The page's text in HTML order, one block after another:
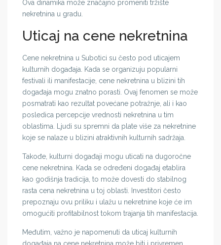
Ova dinamika može značajno promeniti tržište
nekretnina u gradu.
Uticaj na cene nekretnina
Cene nekretnina u Subotici su često pod uticajem
kulturnih događaja. Kada se organizuju popularni
festivali ili manifestacije, cene nekretnina u blizini tih
događaja mogu znatno porasti. Ovaj fenomen se može
posmatrati kao rezultat povećane potražnje, ali i kao
posledica percepcije vrednosti nekretnina u tim
oblastima. Ljudi su spremni da plate više za nekretnine
koje se nalaze u blizini atraktivnih kulturnih sadržaja.
Takođe, kulturni događaji mogu uticati na dugoročne
cene nekretnina. Kada se određeni događaj etablira
kao godišnja tradicija, to može dovesti do stabilnog
rasta cena nekretnina u toj oblasti. Investitori često
prepoznaju ovu priliku i ulažu u nekretnine koje će im
omogućiti profitabilnost tokom trajanja tih manifestacija.
Međutim, važno je napomenuti da uticaj kulturnih